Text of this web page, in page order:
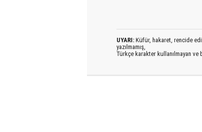
UYARI: Küfür, hakaret, rencide
yazılmamış,
Türkçe karakter kullanılmayan ve